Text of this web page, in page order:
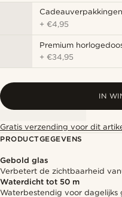
Cadeauverpakkingen
+€4,95
Premium
+€34,95
IN
Gratis verzending voor dit
PRODUCTGEGEVENS
Gebold glas
Verbetert de zichtbaarheid
Waterdicht tot 50 m
Waterbestendig voor dagelijks